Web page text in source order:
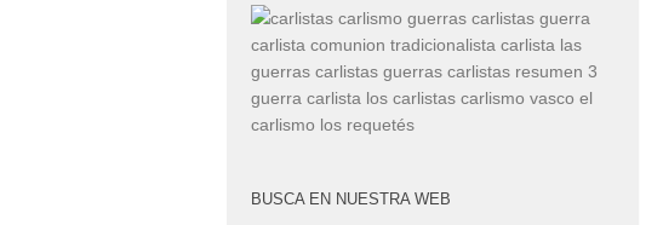
BUSCA EN NUESTRA WEB